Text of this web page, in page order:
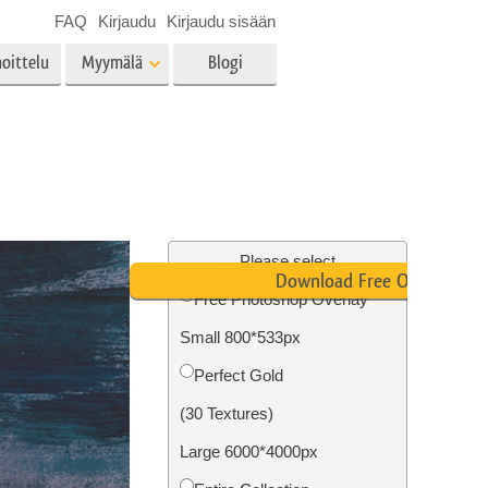
muokkaus
Valokuvan restaurointi
Myymälä
videopeittokuvat
Blogi
FAQ Kirjaudu Kirjaudu sisään
Please select
Free Photoshop Overlay
Small 800*533px
Perfect Gold
(30 Textures)
Large 6000*4000px
Download Free Overlay